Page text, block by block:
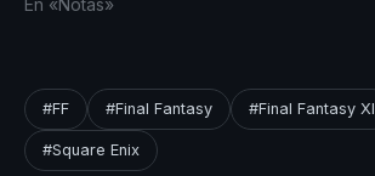
#FF #Final Fantasy #Final Fantasy XI
#Square Enix